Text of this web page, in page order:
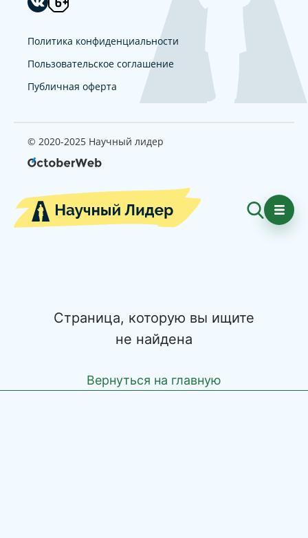
Политика конфиденциальности
Пользовательское соглашение
Публичная оферта
© 2020-2025 Научный лидер
Страница, которую вы ищите
не найдена
Вернуться на главную